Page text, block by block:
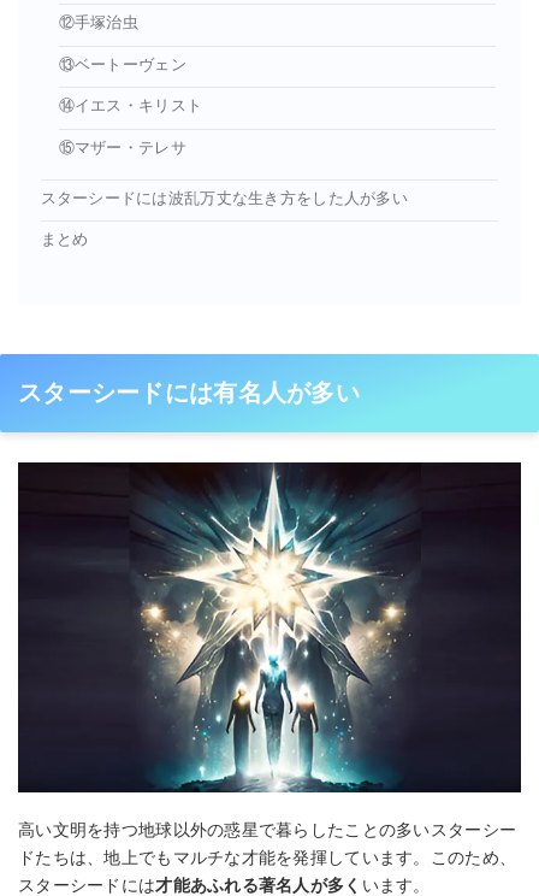
⑫手塚治虫
⑬ベートーヴェン
⑭イエス・キリスト
⑮マザー・テレサ
スターシードには波乱万丈な生き方をした人が多い
まとめ
スターシードには有名人が多い
高い文明を持つ地球以外の惑星で暮らしたことの多いスターシー
ドたちは、地上でもマルチな才能を発揮しています。このため、
スターシードには才能あふれる著名人が多く います。